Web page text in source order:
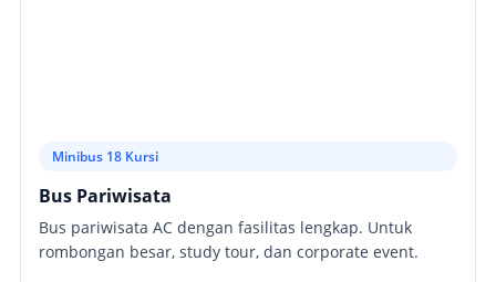
Minibus 18 Kursi
Bus Pariwisata
Bus pariwisata AC dengan fasilitas lengkap. Untuk
rombongan besar, study tour, dan corporate event.